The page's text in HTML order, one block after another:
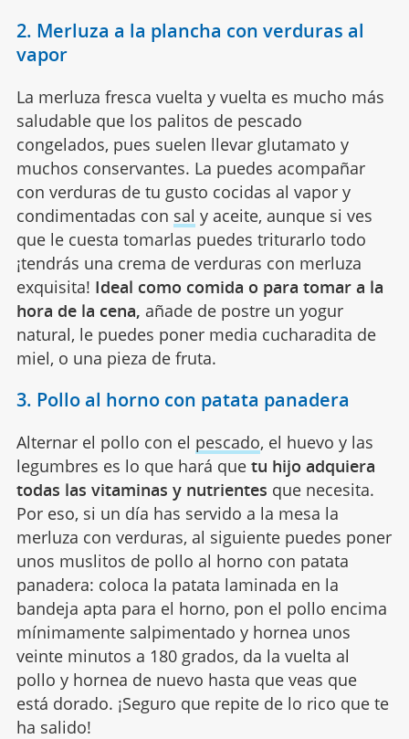
2. Merluza a la plancha con verduras al
vapor
La merluza fresca vuelta y vuelta es mucho más
saludable que los palitos de pescado
congelados, pues suelen llevar glutamato y
muchos conservantes. La puedes acompañar
con verduras de tu gusto cocidas al vapor y
condimentadas con sal y aceite, aunque si ves
que le cuesta tomarlas puedes triturarlo todo
¡tendrás una crema de verduras con merluza
exquisita! Ideal como comida o para tomar a la
hora de la cena, añade de postre un yogur
natural, le puedes poner media cucharadita de
miel, o una pieza de fruta.
3. Pollo al horno con patata panadera
Alternar el pollo con el pescado, el huevo y las
legumbres es lo que hará que tu hijo adquiera
todas las vitaminas y nutrientes que necesita.
Por eso, si un día has servido a la mesa la
merluza con verduras, al siguiente puedes poner
unos muslitos de pollo al horno con patata
panadera: coloca la patata laminada en la
bandeja apta para el horno, pon el pollo encima
mínimamente salpimentado y hornea unos
veinte minutos a 180 grados, da la vuelta al
pollo y hornea de nuevo hasta que veas que
está dorado. ¡Seguro que repite de lo rico que te
ha salido!